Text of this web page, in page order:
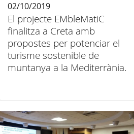
El projecte EMbleMatiC
finalitza a Creta amb
propostes per potenciar el
turisme sostenible de
muntanya a la Mediterrània.
02/10/2019